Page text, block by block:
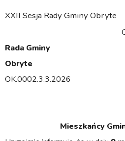
XXII Sesja Rady Gminy Obryte
Rada Gminy
Obryte
OK.0002.3.3.2026
Mieszkańcy